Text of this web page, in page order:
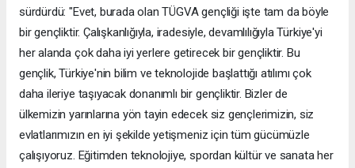
sürdürdü: "Evet, burada olan TÜGVA gençliği işte tam da böyle
bir gençliktir. Çalışkanlığıyla, iradesiyle, devamlılığıyla Türkiye'yi
her alanda çok daha iyi yerlere getirecek bir gençliktir. Bu
gençlik, Türkiye'nin bilim ve teknolojide başlattığı atılımı çok
daha ileriye taşıyacak donanımlı bir gençliktir. Bizler de
ülkemizin yarınlarına yön tayin edecek siz gençlerimizin, siz
evlatlarımızın en iyi şekilde yetişmeniz için tüm gücümüzle
çalışıyoruz. Eğitimden teknolojiye, spordan kültür ve sanata her